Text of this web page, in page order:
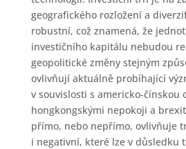
geografického rozložení a
robustní, což znamená, že
investičního kapitálu nebudou
geopolitické změny stejným
ovlivňují aktuálně probíhající
v souvislosti s americko-čínskou
hongkongskými nepokoji a
přímo, nebo nepřímo, ovlivňuje
i negativní, které lze v důsledku